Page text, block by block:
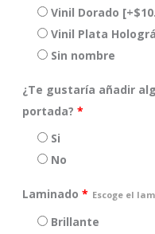
Vinil Dorado
Vinil Plata
Sin nombre
¿Te gustaría añadir
portada? *
Si
No
Laminado * Escoge el
Brillante